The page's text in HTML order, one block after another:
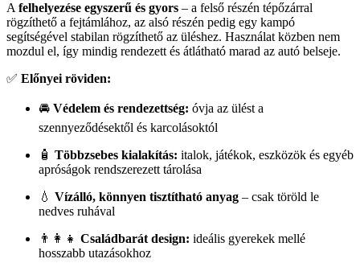
Afelhelyezése egyszerű és gyors – a felső részén tépőzárral
rögzíthető a fejtámlához, az alsó részén pedig egy kampó
segítségével stabilan rögzíthető az üléshez. Használat közben nem
mozdul el, így mindig rendezett és átlátható marad az autó belseje.
✅ Előnyei röviden:
🚘 Védelem és rendezettség: óvja az ülést a
szennyeződésektől és karcolásoktól
🧴 Többzsebes kialakítás: italok, játékok, eszközök és egyéb
apróságok rendszerezett tárolása
💧 Vízálló, könnyen tisztítható anyag – csak töröld le
nedves ruhával
👨‍👩‍👧 Családbarát design: ideális gyerekek mellé
hosszabb utazásokhoz